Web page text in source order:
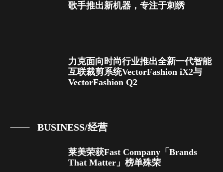
歌手推出新机器，专注于刺绣
力克面向时尚行业推出全新一代智能
互联裁剪系统VectorFashion iX2与
VectorFashion Q2
BUSINESS/经营
莱美荣获Fast Company「Brands
That Matter」榜单殊荣